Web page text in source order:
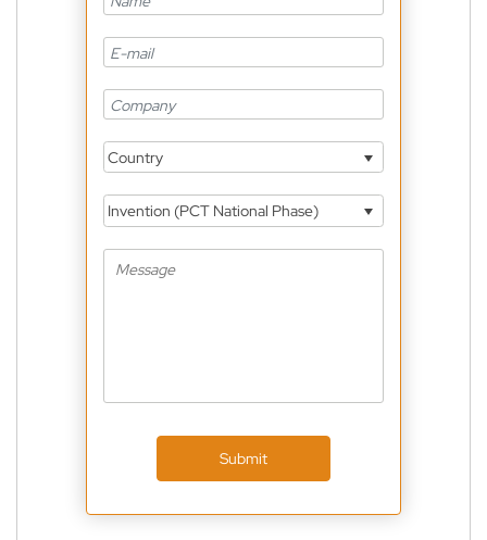
Country
Invention (PCT National Phase)
Submit